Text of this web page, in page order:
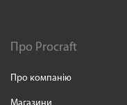
Про Procraft
Про компанію